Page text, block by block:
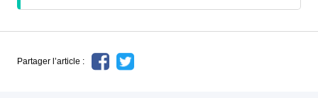
Partager l’article :